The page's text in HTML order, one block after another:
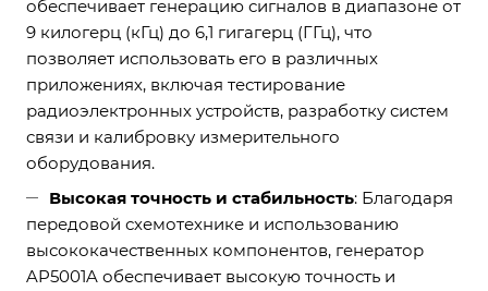
обеспечивает генерацию сигналов в диапазоне от
9 килогерц (кГц) до 6,1 гигагерц (ГГц), что
позволяет использовать его в различных
приложениях, включая тестирование
радиоэлектронных устройств, разработку систем
связи и калибровку измерительного
оборудования.
Высокая точность и стабильность: Благодаря
передовой схемотехнике и использованию
высококачественных компонентов, генератор
AP5001A обеспечивает высокую точность и